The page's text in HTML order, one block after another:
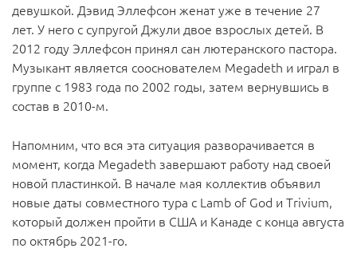
девушкой. Дэвид Эллефсон женат уже в течение 27
лет. У него с супругой Джули двое взрослых детей. В
2012 году Эллефсон принял сан лютеранского пастора.
Музыкант является сооснователем Megadeth и играл в
группе с 1983 года по 2002 годы, затем вернувшись в
состав в 2010-м.
Напомним, что вся эта ситуация разворачивается в
момент, когда Megadeth завершают работу над своей
новой пластинкой. В начале мая коллектив объявил
новые даты совместного тура с Lamb of God и Trivium,
который должен пройти в США и Канаде с конца августа
по октябрь 2021-го.